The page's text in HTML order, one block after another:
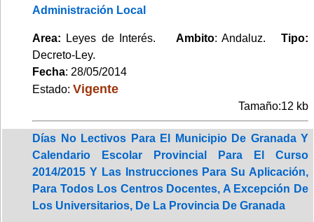
Administración Local
Area: Leyes de Interés. Ambito: Andaluz.Tipo:
Decreto-Ley.
Fecha: 28/05/2014
Estado: Vigente
Tamaño:12 kb
Días No Lectivos Para El Municipio De Granada Y
Calendario Escolar Provincial Para El Curso
2014/2015 Y Las Instrucciones Para Su Aplicación,
Para Todos Los Centros Docentes, A Excepción De
Los Universitarios, De La Provincia De Granada